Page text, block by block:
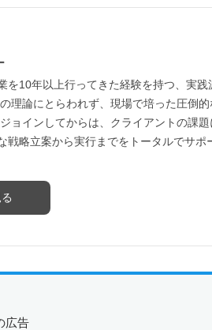
を10年以上行ってきた経験を持つ、実践
理論にとらわれず、現場で培った圧倒
ョインしてからは、クライアントの課
戦略立案から実行までをトータルでサポ
広告